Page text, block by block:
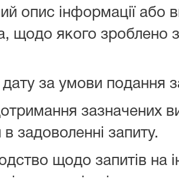
опис інформації або
щодо якого зроблено
дату за умови подання
зазначених
в задоволенні запиту.
щодо запитів на